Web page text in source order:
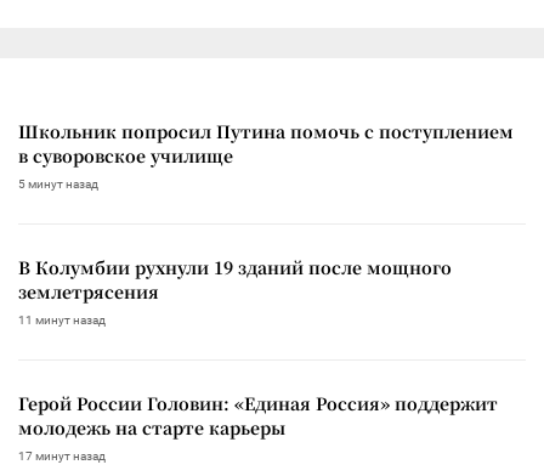
Школьник попросил Путина помочь с поступлением
в суворовское училище
5 минут назад
В Колумбии рухнули 19 зданий после мощного
землетрясения
11 минут назад
Герой России Головин: «Единая Россия» поддержит
молодежь на старте карьеры
17 минут назад